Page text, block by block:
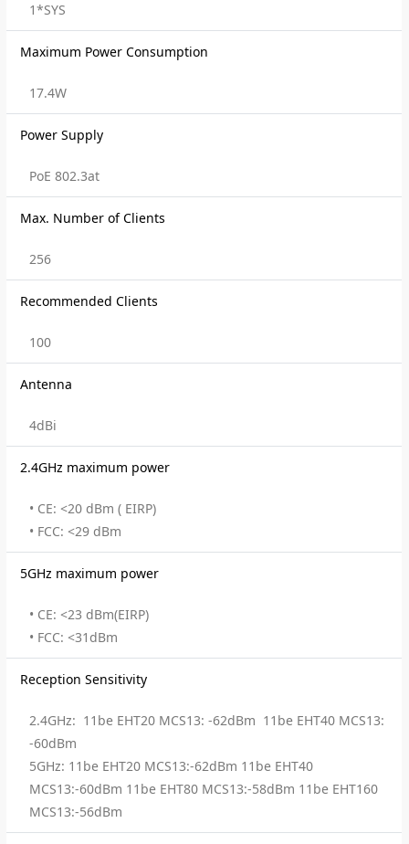
1*SYS
Maximum Power Consumption
17.4W
Power Supply
PoE 802.3at
Max. Number of Clients
256
Recommended Clients
100
Antenna
4dBi
2.4GHz maximum power
• CE: <20 dBm ( EIRP)
• FCC: <29 dBm
5GHz maximum power
• CE: <23 dBm(EIRP)
• FCC: <31dBm
Reception Sensitivity
2.4GHz: 11be EHT20 MCS13: -62dBm 11be EHT40 MCS13:
-60dBm
5GHz: 11be EHT20 MCS13:-62dBm 11be EHT40
MCS13:-60dBm 11be EHT80 MCS13:-58dBm 11be EHT160
MCS13:-56dBm